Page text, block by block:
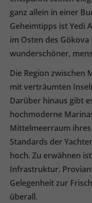
ganz allein in einer
Geheimtipps ist Yedi
im Osten des
wunderschöner,
Die Region zwischen
mit verträumten
Darüber hinaus gibt
hochmoderne
Mittelmeerraum
Standards der
hoch. Zu erwähnen
Infrastruktur.
Gelegenheit zur
überall.